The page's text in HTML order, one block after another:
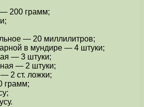
200 грамм;
— 20 миллилитров;
в мундире — 4 штуки;
— 3 штуки;
— 2 штуки;
2 ст. ложки;
грамм;